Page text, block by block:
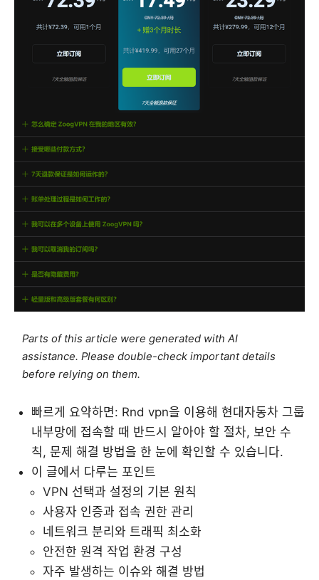
Parts of this article were generated with AI
assistance. Please double-check important details
before relying on them.
빠르게 요약하면: Rnd vpn을 이용해 현대자동차 그룹
내부망에 접속할 때 반드시 알아야 할 절차, 보안 수
칙, 문제 해결 방법을 한 눈에 확인할 수 있습니다.
이 글에서 다루는 포인트
VPN 선택과 설정의 기본 원칙
사용자 인증과 접속 권한 관리
네트워크 분리와 트래픽 최소화
안전한 원격 작업 환경 구성
자주 발생하는 이슈와 해결 방법